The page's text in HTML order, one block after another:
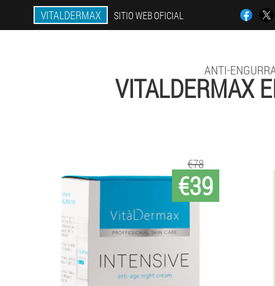
VITALDERMAX SITIO WEB OFICIAL
ANTI-
VITALDERMAX
€39
€78